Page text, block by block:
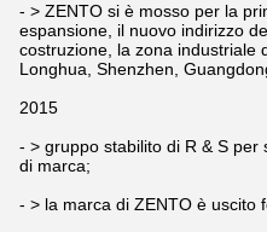
- > ZENTO si è mosso per la
espansione, il nuovo indirizzo
costruzione, la zona industriale
Longhua, Shenzhen,
2015
- > gruppo stabilito di R & S
di marca;
- > la marca di ZENTO è uscito